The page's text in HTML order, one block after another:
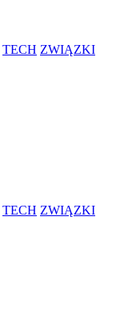
TECH ZWIĄZKI
TECH ZWIĄZKI